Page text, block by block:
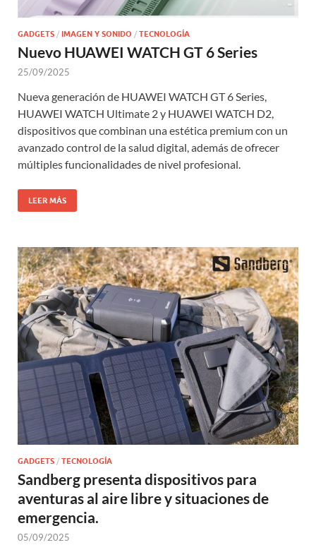
GADGETS / IMAGEN Y SONIDO / TECNOLOGÍA
Nuevo HUAWEI WATCH GT 6 Series
25/09/2025
Nueva generación de HUAWEI WATCH GT 6 Series,
HUAWEI WATCH Ultimate 2 y HUAWEI WATCH D2,
dispositivos que combinan una estética premium con un
avanzado control de la salud digital, además de ofrecer
múltiples funcionalidades de nivel profesional.
LEER MÁS
GADGETS / TECNOLOGÍA
Sandberg presenta dispositivos para
aventuras al aire libre y situaciones de
emergencia.
05/09/2025